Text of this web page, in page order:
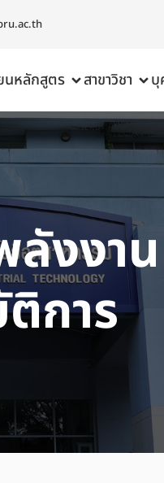
นหลักสูตร สาขาวิชา บุ
ลังงา
การ